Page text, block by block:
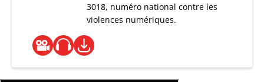
3018, numéro national contre les
violences numériques.